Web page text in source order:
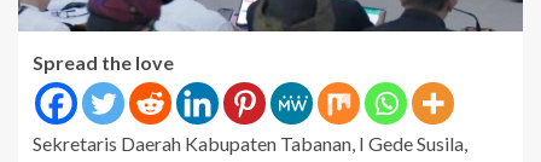
Spread the love
Sekretaris Daerah Kabupaten Tabanan, I Gede Susila,